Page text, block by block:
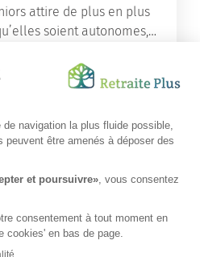
attire de plus en plus
soient autonomes,
l'article
aide de nos équipes ?
& disponibilités